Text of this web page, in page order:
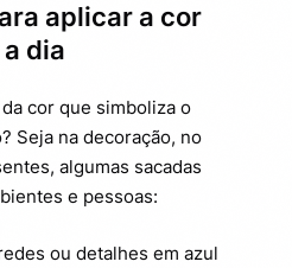
aplicar a cor
dia
cor que simboliza o
Seja na decoração, no
algumas sacadas
e pessoas:
ou detalhes em azul